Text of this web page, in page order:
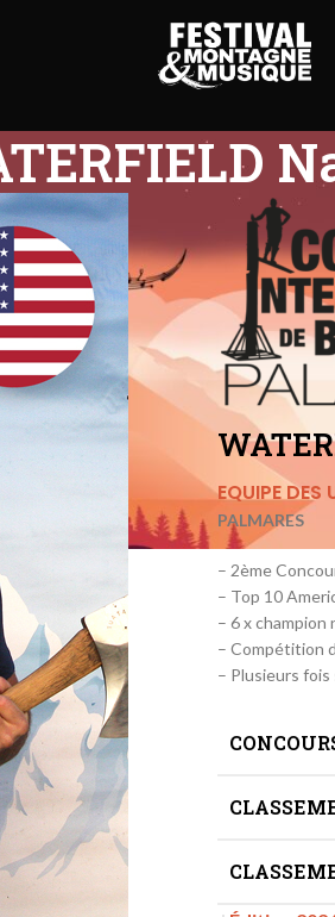
meilleurs moments
les photos
vidéos
le village en vidéo
Voir les vidéos
horizontale
Passe-partout à 1
de vitesse
Passe-partout à 2
verticale
Epreuve en hauteur
EQUIPE DES
PALMARES
– 2ème
– Top 10
– 6 x champion
– Compétition
– Plusieurs fois